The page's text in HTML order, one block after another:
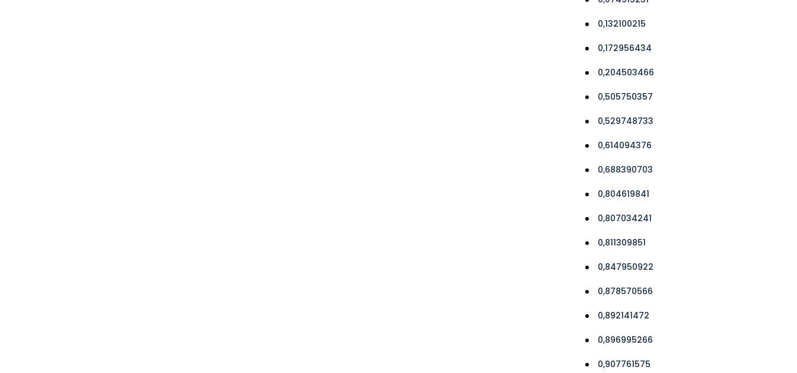
0,132100215
0,172956434
0,204503466
0,505750357
0,529748733
0,614094376
0,688390703
0,804619841
0,807034241
0,811309851
0,847950922
0,878570566
0,892141472
0,896995266
0,907761575